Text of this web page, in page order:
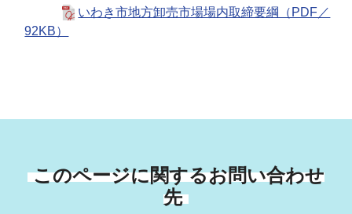
いわき市地方卸売市場場内取締要綱（PDF／
92KB）
このページに関するお問い合わせ
先